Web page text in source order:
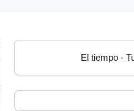
El tiempo -